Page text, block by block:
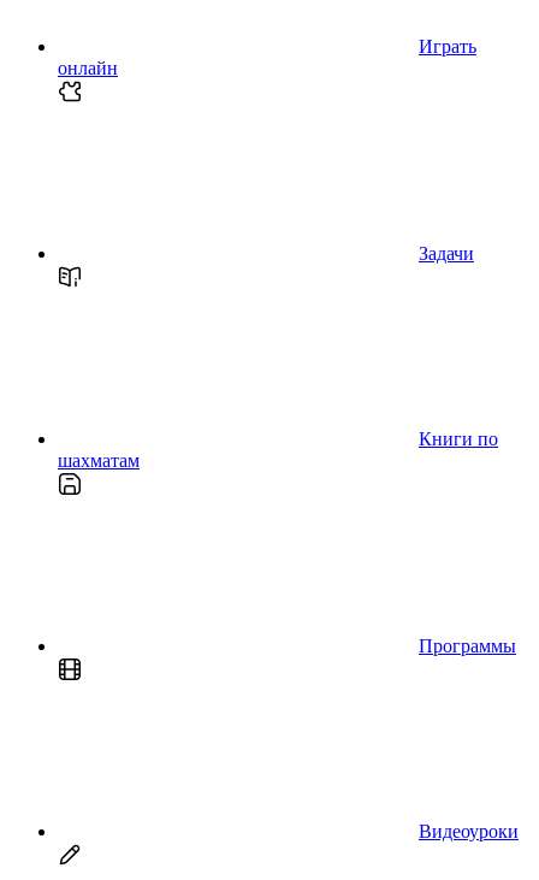
Играть
онлайн
Задачи
Книги по
шахматам
Программы
Видеоуроки